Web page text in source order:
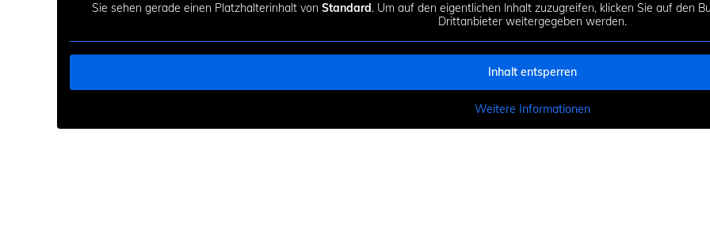
Sie sehen gerade einen Platzhalterinhalt von Standard. Um auf den eigentlichen Inhalt zuzugreifen, klicken Sie auf den
Drittanbieter weitergegeben werden.
Inhalt entsperren
Weitere Informationen